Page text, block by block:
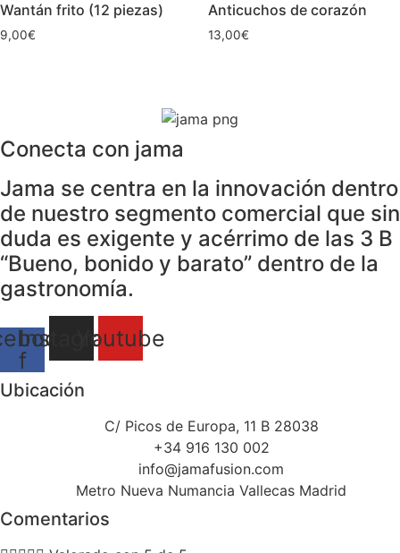
Wantán frito (12 piezas)
9,00€
Anticuchos de corazón
13,00€
Conecta con jama
Jama se centra en la innovación dentro
de nuestro segmento comercial que sin
duda es exigente y acérrimo de las 3 B
“Bueno, bonido y barato” dentro de la
gastronomía.
f
InstagramYoutube
Ubicación
C/ Picos de Europa, 11 B 28038
+34 916 130 002
info@jamafusion.com
Metro Nueva Numancia Vallecas Madrid
Comentarios